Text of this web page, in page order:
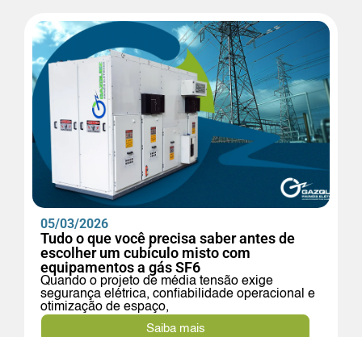
05/03/2026
Tudo o que você precisa saber antes de
escolher um cubículo misto com
equipamentos a gás SF6
Quando o projeto de média tensão exige
segurança elétrica, confiabilidade operacional e
otimização de espaço,
Saiba mais